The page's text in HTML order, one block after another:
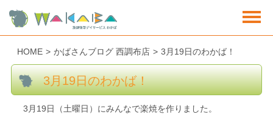
HOME > かばさんブログ 西調布店 > 3月19日のわかば！
3月19日のわかば！
3月19日（土曜日）にみんなで楽焼を作りました。